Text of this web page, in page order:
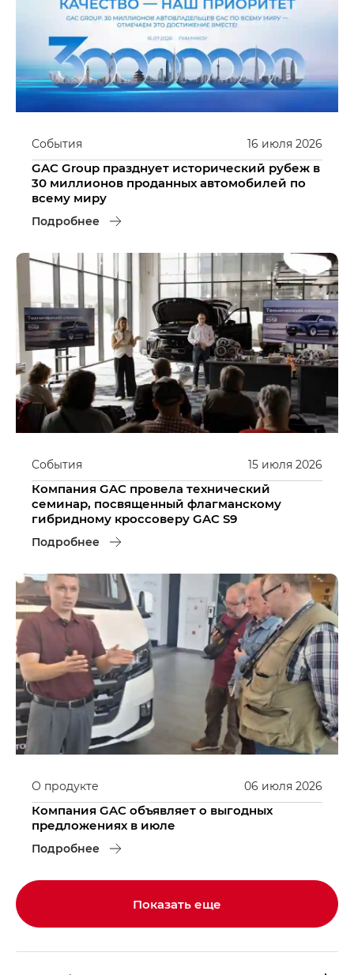
16 июля 2026
События
GAC Group празднует исторический рубеж в
30 миллионов проданных автомобилей по
всему миру
Подробнее
15 июля 2026
События
Компания GAC провела технический
семинар, посвященный флагманскому
гибридному кроссоверу GAC S9
Подробнее
06 июля 2026
О продукте
Компания GAC объявляет о выгодных
предложениях в июле
Подробнее
Показать еще